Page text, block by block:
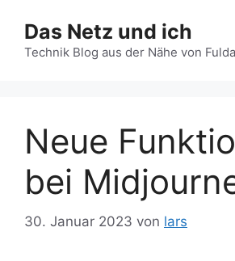
Inhalt
springen
Das Netz und ich
Technik Blog aus der Nähe von
Neue
bei
30. Januar 2023 von lars